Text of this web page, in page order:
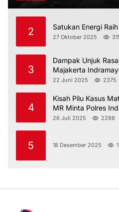
2 Satukan Energi
27 Oktober 2025
3
Dampak Unjuk
Majakerta
22 Juni 2025 2375
4
Kisah Pilu Kasus
MR Minta Polres
Diri
26 Juli 2025 2288
5 18 Desember 2025